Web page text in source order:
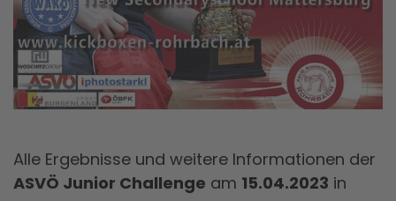
Alle Ergebnisse und weitere Informationen der
ASVÖ Junior Challenge am 15.04.2023 in